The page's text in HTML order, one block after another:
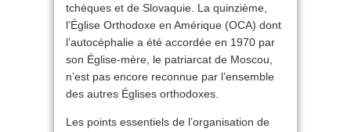
tchèques et de Slovaquie. La quinzième,
l’Église Orthodoxe en Amérique (OCA) dont
l’autocéphalie a été accordée en 1970 par
son Église-mère, le patriarcat de Moscou,
n’est pas encore reconnue par l’ensemble
des autres Églises orthodoxes.
Les points essentiels de l’organisation de